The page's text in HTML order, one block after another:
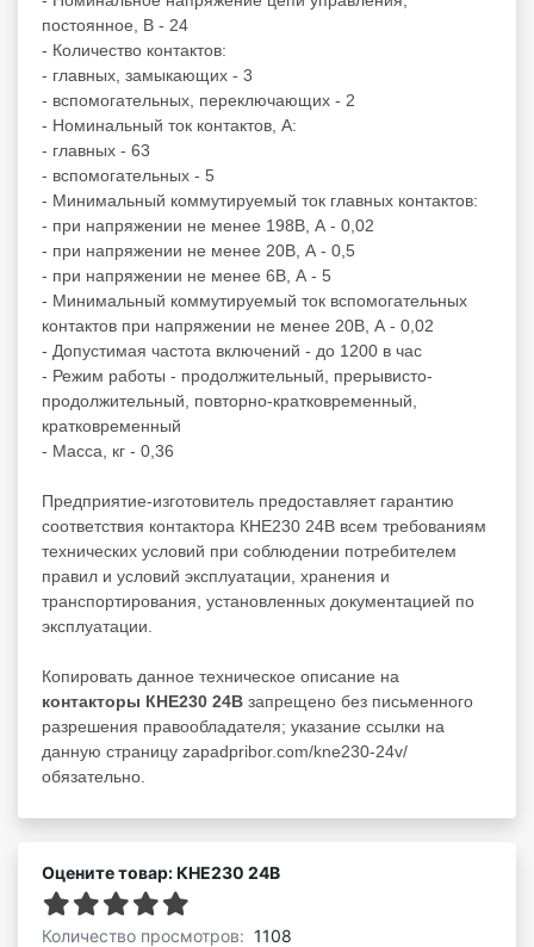
постоянное, В - 24
- Количество контактов:
- главных, замыкающих - 3
- вспомогательных, переключающих - 2
- Номинальный ток контактов, А:
- главных - 63
- вспомогательных - 5
- Минимальный коммутируемый ток главных контактов:
- при напряжении не менее 198В, А - 0,02
- при напряжении не менее 20В, А - 0,5
- при напряжении не менее 6В, А - 5
- Минимальный коммутируемый ток вспомогательных
контактов при напряжении не менее 20В, А - 0,02
- Допустимая частота включений - до 1200 в час
- Режим работы - продолжительный, прерывисто-
продолжительный, повторно-кратковременный,
кратковременный
- Масса, кг - 0,36
Предприятие-изготовитель предоставляет гарантию
соответствия контактора КНЕ230 24В всем требованиям
технических условий при соблюдении потребителем
правил и условий эксплуатации, хранения и
транспортирования, установленных документацией по
эксплуатации.
Копировать данное техническое описание на
контакторы КНЕ230 24В запрещено без письменного
разрешения правообладателя; указание ссылки на
данную страницу zapadpribor.com/kne230-24v/
обязательно.
Оцените товар: КНЕ230 24В
Количество просмотров: 1108